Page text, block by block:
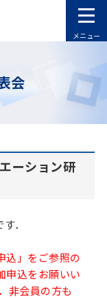
メニュー
会
ーション研
．
込」をご参照の
申込をお願いい
非会員の方も